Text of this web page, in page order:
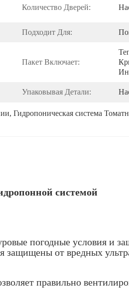
Количество Дверей:
Подходит Для:
Пакет Включает:
Упаковывая Детали:
, Гидропоническая система
системой
погодные условия и
защищены от вредных
правильно